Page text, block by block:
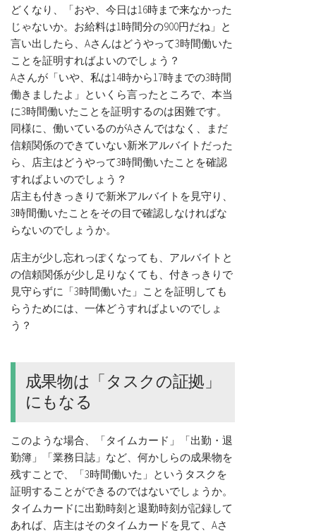
どくなり、「おや、今日は16時まで来なかった
じゃないか。お給料は1時間分の900円だね」と
言い出したら、Aさんはどうやって3時間働いた
ことを証明すればよいのでしょう？
Aさんが「いや、私は14時から17時までの3時間
働きましたよ」といくら言ったところで、本当
に3時間働いたことを証明するのは困難です。
同様に、働いているのがAさんではなく、まだ
信頼関係のできていない新米アルバイトだった
ら、店主はどうやって3時間働いたことを確認
すればよいのでしょう？
店主も付きっきりで新米アルバイトを見守り、
3時間働いたことをその目で確認しなければな
らないのでしょうか。
店主が少し忘れっぽくなっても、アルバイトと
の信頼関係が少し足りなくても、付きっきりで
見守らずに「3時間働いた」ことを証明しても
らうためには、一体どうすればよいのでしょ
う？
成果物は「タスクの証拠」
にもなる
このような場合、「タイムカード」「出勤・退
勤簿」「業務日誌」など、何かしらの成果物を
残すことで、「3時間働いた」というタスクを
証明することができるのではないでしょうか。
タイムカードに出勤時刻と退勤時刻が記録して
あれば、店主はそのタイムカードを見て、Aさ